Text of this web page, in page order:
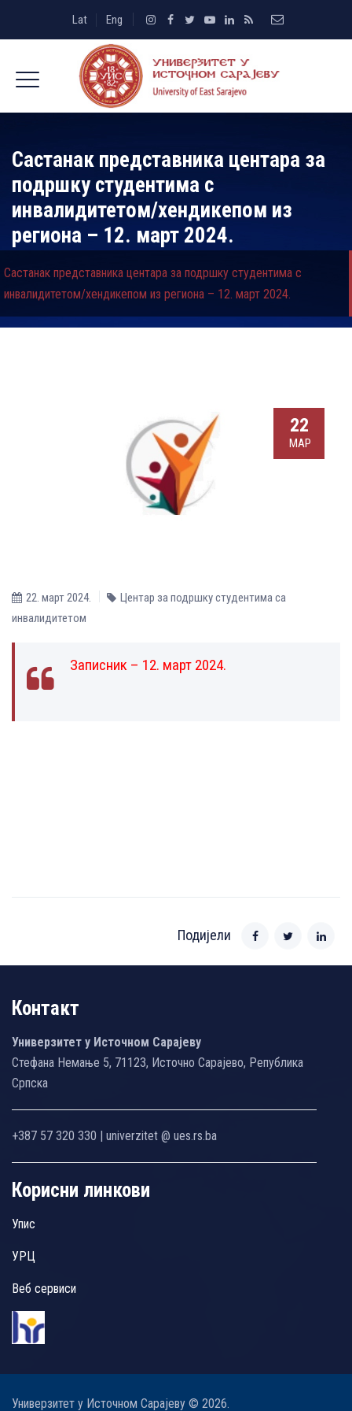
Lat Eng
Састанак представника центара за
подршку студентима с
инвалидитетом/хендикепом из
региона – 12. март 2024.
Састанак представника центара за подршку студентима с
инвалидитетом/хендикепом из региона – 12. март 2024.
22
МАР
22. март 2024.
Центар за подршку студентима са
инвалидитетом
Записник – 12. март 2024.
Подијели
Контакт
Универзитет у Источном Сарајеву
Стефана Немање 5, 71123, Источно Сарајево, Република
Српска
+387 57 320 330 | univerzitet @ ues.rs.ba
Корисни линкови
Упис
УРЦ
Веб сервиси
Универзитет у Источном Сарајеву © 2026.